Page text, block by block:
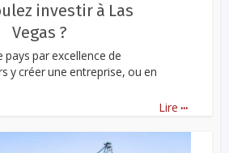
investir à Las
Vegas ?
pays par excellence de
y créer une entreprise, ou en
Lire ...